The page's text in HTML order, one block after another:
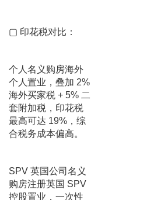
▢ 印花税对比：
个人名义购房海外
个人置业，叠加 2%
海外买家税 + 5% 二
套附加税，印花税
最高可达 19%，综
合税务成本偏高。
SPV 英国公司名义
购房注册英国 SPV
控股置业，一次性